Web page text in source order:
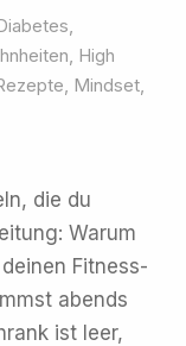
,
, High
, Mindset,
die du
Warum
Fitness-
abends
ist leer,